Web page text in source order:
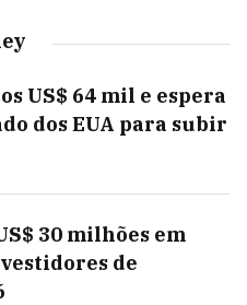
US$ 64 mil e espera
dos EUA para subir
30 milhões em
de